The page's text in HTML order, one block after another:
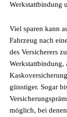
Werkstattbindung
Viel sparen kann
Fahrzeug nach
des Versicherers
Werkstattbindung,
günstiger. Sogar
möglich, bei